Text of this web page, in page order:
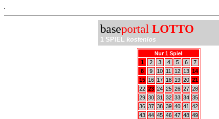
baseportal LOTTO
1 SPIEL kostenlos
Nur 1 Spiel
1
2 3 4 5 6
7
8
9 10 11 12 13 14
15
16 17 18 19 20 21
22 23 24 25 26 27 28
29 30 31 32 33 34 35
36 37 38 39 40 41
42
43 44 45 46 47 48 49